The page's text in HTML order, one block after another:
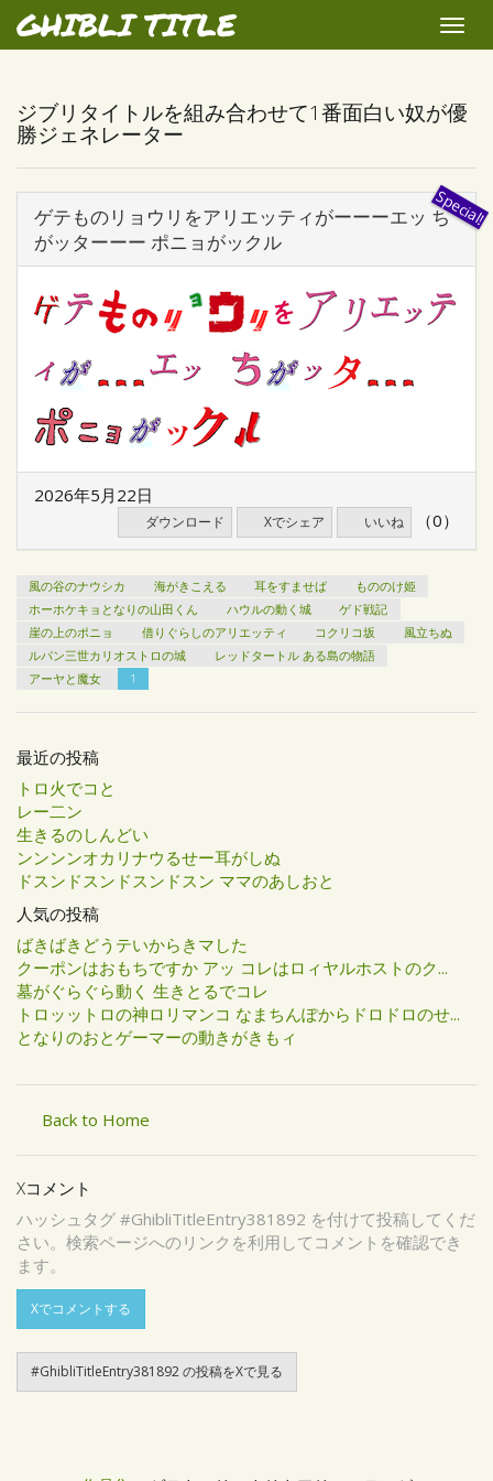
GHIBLI TITLE
Toggle
ジブリタイトルを組み合わせて1番面白い奴が優
勝ジェネレーター
ゲテものリョウリをアリエッティがーーーエッ ち
がッターーー ポニョがックル
2026年5月22日
ダウンロード Xでシェア いいね （0）
風の谷のナウシカ 海がきこえる 耳をすませば
もののけ姫
ホーホケキョとなりの山田くん
ハウルの動く城
ゲド戦記
崖の上のポニョ
借りぐらしのアリエッティ コクリコ坂
風立ちぬ
ルパン三世カリオストロの城
レッドタートル ある島の物語
アーヤと魔女
1
最近の投稿
トロ火でコと
レー二ン
生きるのしんどい
ンンンンオカリナウるせー耳がしぬ
ドスンドスンドスンドスン ママのあしおと
人気の投稿
ばきばきどうテいからきマした
クーポンはおもちですか アッ コレはロィヤルホストのク...
墓がぐらぐら動く 生きとるでコレ
トロッットロの神ロリマンコ なまちんぽからドロドロのせ...
となりのおとゲーマーの動きがきもィ
Back to Home
Xコメント
ハッシュタグ #GhibliTitleEntry381892 を付けて投稿してくだ
さい。検索ページへのリンクを利用してコメントを確認でき
ます。
Xでコメントする
#GhibliTitleEntry381892 の投稿をXで見る